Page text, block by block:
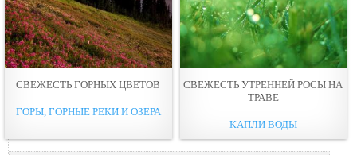
СВЕЖЕСТЬ ГОРНЫХ ЦВЕТОВ
ГОРЫ, ГОРНЫЕ РЕКИ И ОЗЕРА
СВЕЖЕСТЬ УТРЕННЕЙ РОСЫ НА
ТРАВЕ
КАПЛИ ВОДЫ